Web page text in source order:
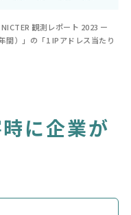
観測レポート 2023 ー
間）」の「1 IPアドレス当たり
に企業が